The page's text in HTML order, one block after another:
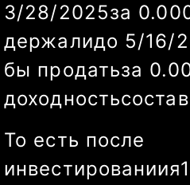
3/28/2025за
держалидо 5/20/
бы продатьза
ваша
доходность
То есть после